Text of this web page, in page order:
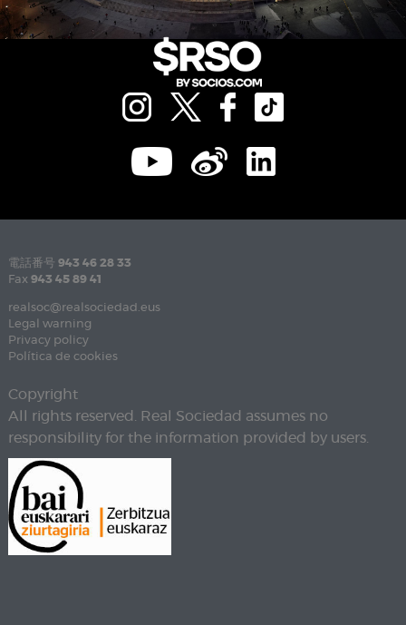
電話番号 943 46 28 33
Fax 943 45 89 41
realsoc@realsociedad.eus
Legal warning
Privacy policy
Política de cookies
Copyright
All rights reserved. Real Sociedad assumes no
responsibility for the information provided by users.